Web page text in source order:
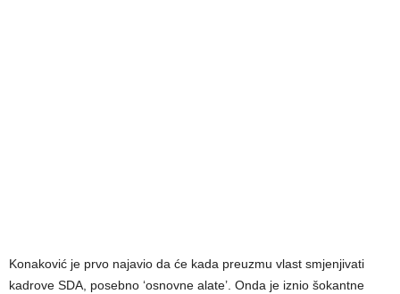
Konaković je prvo najavio da će kada preuzmu vlast smjenjivati
kadrove SDA, posebno ‘osnovne alate’. Onda je iznio šokantne